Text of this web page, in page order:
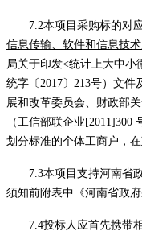
7.2本项目采购标的对
信息传输、软件和信息技
局关于印发<统计上大中小
统字〔2017〕213号）文
展和改革委员会、财政部
（工信部联企业
划分标准的个体工商户，
7.3本项目支持河南省
须知前附表中《河南省政
7.4投标人应首先携带